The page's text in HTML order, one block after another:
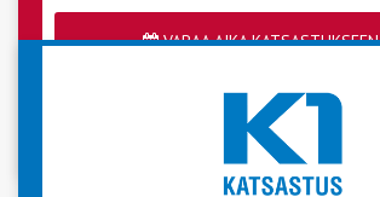
VARAA AIKA KATSASTUKSEEN
Katso aseman vapaat ajat